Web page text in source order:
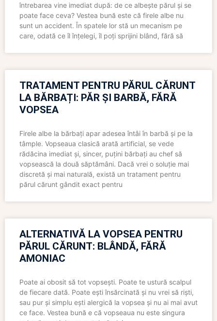
întrebarea vine imediat după: de ce albește părul și se
poate face ceva? Vestea bună este că firele albe nu
sunt un accident. În spatele lor stă un mecanism pe
care, odată ce îl înțelegi, îl poți sprijini blând, fără să
TRATAMENT PENTRU PĂRUL CĂRUNT
LA BĂRBAȚI: PĂR ȘI BARBĂ, FĂRĂ
VOPSEA
Firele albe la bărbați apar adesea întâi în barbă și pe la
tâmple. Vopseaua clasică arată artificial, se vede
rădăcina imediat și, sincer, puțini bărbați au chef să
vopsească la două săptămâni. Dacă vrei o soluție mai
discretă și mai naturală, există un tratament pentru
părul cărunt gândit exact pentru
ALTERNATIVĂ LA VOPSEA PENTRU
PĂRUL CĂRUNT: BLÂNDĂ, FĂRĂ
AMONIAC
Poate ai obosit să tot vopsești. Poate te ustură scalpul
de fiecare dată. Poate ești însărcinată și nu vrei să riști,
sau pur și simplu ești alergică la vopsea și nu ai mai avut
ce face. Vestea bună e că vopseaua nu este singura